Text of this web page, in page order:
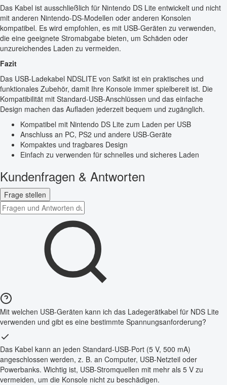
Das Kabel ist ausschließlich für Nintendo DS Lite entwickelt und nicht
mit anderen Nintendo-DS-Modellen oder anderen Konsolen
kompatibel. Es wird empfohlen, es mit USB-Geräten zu verwenden,
die eine geeignete Stromabgabe bieten, um Schäden oder
unzureichendes Laden zu vermeiden.
Fazit
Das USB-Ladekabel NDSLITE von Satkit ist ein praktisches und
funktionales Zubehör, damit Ihre Konsole immer spielbereit ist. Die
Kompatibilität mit Standard-USB-Anschlüssen und das einfache
Design machen das Aufladen jederzeit bequem und zugänglich.
Kompatibel mit Nintendo DS Lite zum Laden per USB
Anschluss an PC, PS2 und andere USB-Geräte
Kompaktes und tragbares Design
Einfach zu verwenden für schnelles und sicheres Laden
Kundenfragen & Antworten
Frage stellen
Mit welchen USB-Geräten kann ich das Ladegerätkabel für NDS Lite
verwenden und gibt es eine bestimmte Spannungsanforderung?
Das Kabel kann an jeden Standard-USB-Port (5 V, 500 mA)
angeschlossen werden, z. B. an Computer, USB-Netzteil oder
Powerbanks. Wichtig ist, USB-Stromquellen mit mehr als 5 V zu
vermeiden, um die Konsole nicht zu beschädigen.